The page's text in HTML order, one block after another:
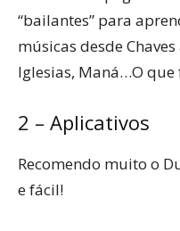
“bailantes” para
músicas desde
Iglesias, Maná…O
2 – Aplicativos
Recomendo muito o
e fácil!